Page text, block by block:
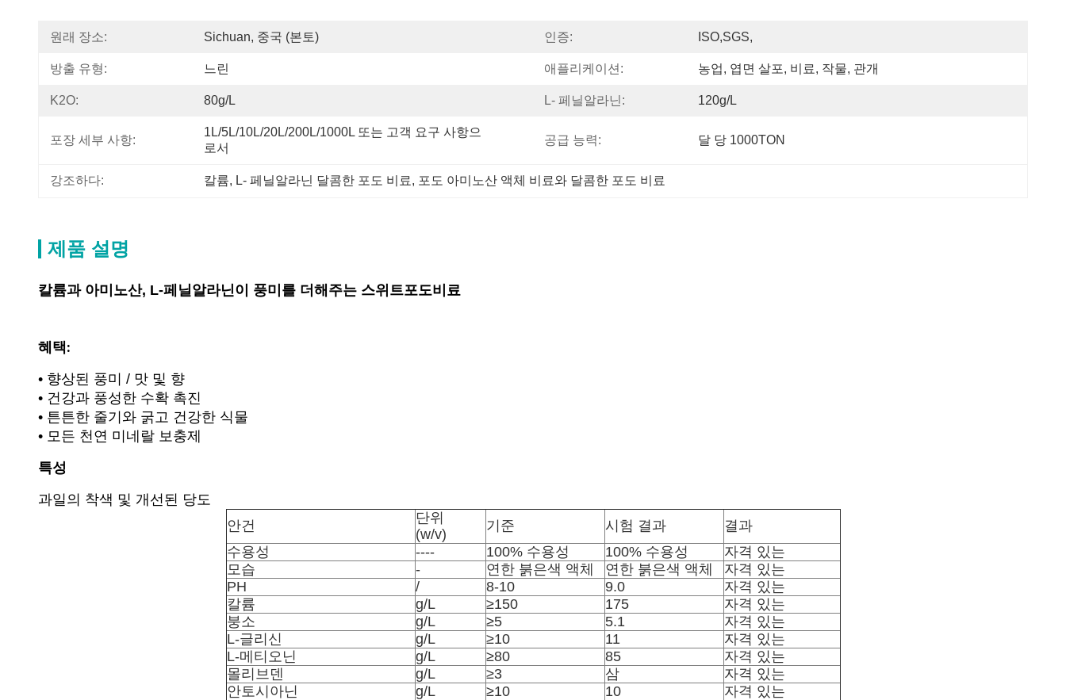
원래 장소: Sichuan, 중국 (본토) 인증: ISO,SGS,
방출 유형: 느린 애플리케이션: 농업, 엽면 살포, 비료, 작물, 관개
K2O: 80g/L L- 페닐알라닌: 120g/L
포장 세부 사항:
1L/5L/10L/20L/200L/1000L 또는 고객 요구 사항으
로서
공급 능력: 달 당 1000TON
강조하다: 칼륨, L- 페닐알라닌 달콤한 포도 비료, 포도 아미노산 액체 비료와 달콤한 포도 비료
제품 설명
칼륨과 아미노산, L-페닐알라닌이 풍미를 더해주는 스위트포도비료
혜택:
• 향상된 풍미 / 맛 및 향
• 건강과 풍성한 수확 촉진
• 튼튼한 줄기와 굵고 건강한 식물
• 모든 천연 미네랄 보충제
특성
과일의 착색 및 개선된 당도
안건
단위
(w/v)
기준 시험 결과
결과
수용성
---- 100% 수용성 100% 수용성
자격 있는
모습
- 연한 붉은색 액체 연한 붉은색 액체
자격 있는
PH
/ 8-10 9.0
자격 있는
칼륨
g/L ≥150 175
자격 있는
붕소
g/L ≥5 5.1
자격 있는
L-글리신
g/L ≥10 11
자격 있는
L-메티오닌
g/L ≥80 85
자격 있는
몰리브덴
g/L ≥3 삼
자격 있는
안토시아닌
g/L ≥10 10
자격 있는